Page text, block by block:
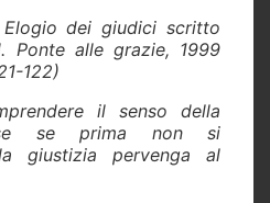
Elogio dei giudici scritto
Ponte alle grazie, 1999
122)
il senso della
se prima non si
giustizia pervenga al